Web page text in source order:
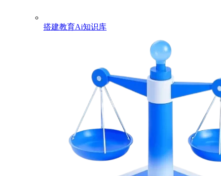
搭建教育Ai知识库